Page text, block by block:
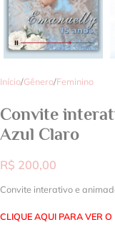
Início/Gênero/Feminino
Convite
Azul Claro
R$ 200,00
Convite interativo e
CLIQUE AQUI PARA VER